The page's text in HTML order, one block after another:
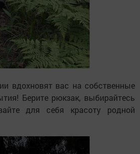
вдохновят вас на собственные
Берите рюкзак, выбирайтесь
для себя красоту родной